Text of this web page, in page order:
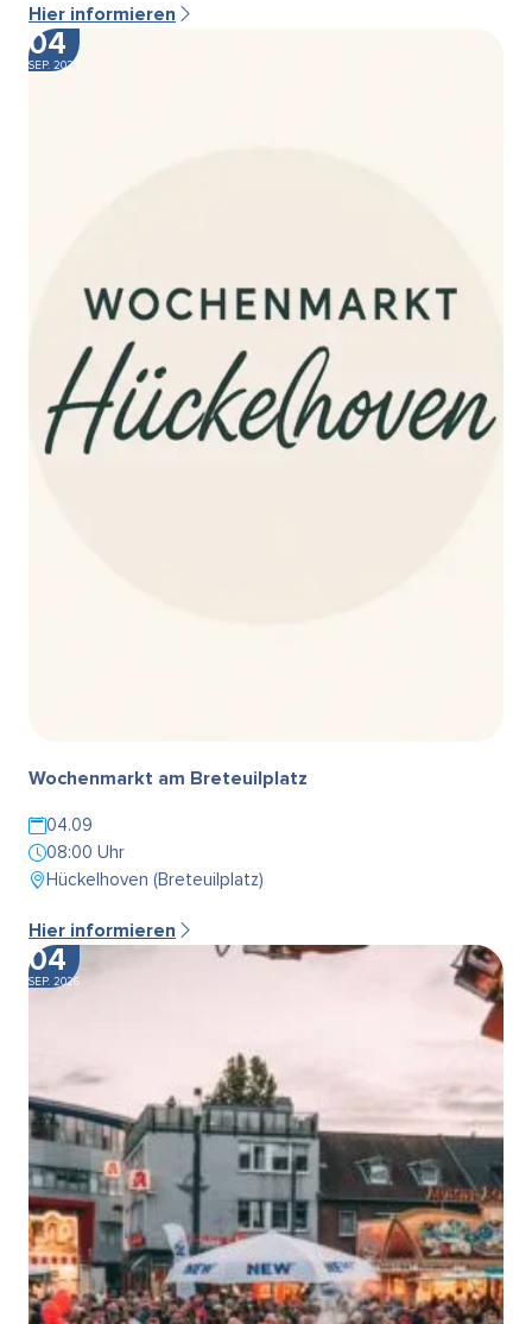
Hier informieren
04
SEP. 2026
Wochenmarkt am Breteuilplatz
04.09
08:00 Uhr
Hückelhoven (Breteuilplatz)
Hier informieren
04
SEP. 2026